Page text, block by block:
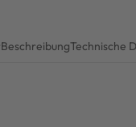
BeschreibungTechnische